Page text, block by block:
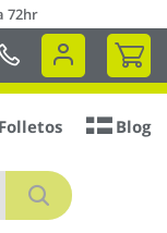
72hr
Mi
Buscar
Folletos Blog